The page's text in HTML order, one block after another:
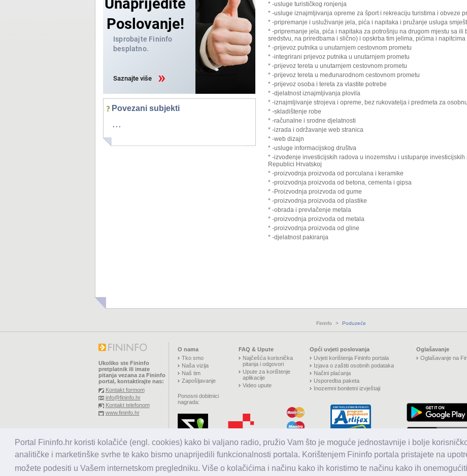
Portal Fininfo.hr koristi kolačiće (engl. cookies) kako bi valjano radio, pružio Vam što je moguće jednostavnije i bolje
analitičke i marketinške svrhe te kako bismo unaprijedili funkcionalnosti portala. Korištenjem Fininfo portala pristajete na
možete podesiti u Vašem internetskom pregledniku. Više o kolačićima i načinu kako ih koristimo te načinu kako ih
Povezani subjekti
...
* -usluge turističkog ronjenja
* -usluge iznajmljivanja opreme za šport i rekreaciju turistima i obveze
* -pripremanje i usluživanje jela, pića i napitaka i pružanje usluga
* -pripremanje jela, pića i napitaka za potrošnju na drugom mjestu sa ili
sredstvu, na priredbama i slično) i opskrba tim jelima, pićima i napitcima
* -prijevoz putnika u unutarnjem cestovnom prometu
* -integrirani prijevoz putnika u unutarnjem prometu
* -prijevoz tereta u unutarnjem cestovnom prometu
* -prijevoz tereta u međunarodnom cestovnom prometu
* -prijevoz osoba i tereta za vlastite potrebe
* -djelatnost iznajmljivanja plovila
* -iznajmljivanje strojeva i opreme, bez rukovatelja i predmeta za
* -skladištenje robe
* -računalne i srodne djelatnosti
* -izrada i održavanje web stranica
* -web dizajn
* -usluge informacijskog društva
* -izvođenje investicijskih radova u inozemstvu i ustupanje
Republici Hrvatskoj
* -proizvodnja proizvoda od porculana i keramike
* -proizvodnja proizvoda od betona, cementa i gipsa
* -Proizvodnja proizvoda od gume
* -proizvodnja proizvoda od plastike
* -obrada i prevlačenje metala
* -proizvodnja proizvoda od metala
* -proizvodnja proizvoda od gline
* -djelatnost pakiranja
Fininfo > Poduzeće
Ukoliko ste Fininfo
pretplatnik ili imate
pitanja vezana za Fininfo
portal, kontaktirajte nas:
Kontakt formom
info@fininfo.hr
Kontakt telefonom
www.fininfo.hr
Sva prava pridržana.
O nama
Tko smo
Naša vizija
Naš tim
Zapošljavanje
Ponosni dobitnici
nagrada:
FAQ & Upute
Najčešća korisnička
pitanja i odgovori
Upute za korištenje
aplikacije
Video upute
Opći uvjeti poslovanja
Uvjeti korištenja Fininfo portala
Izjava o zaštiti osobnih podataka
Načini plaćanja
Usporedba paketa
Inozemni bonitetni izvještaji
Oglašavanje
Oglašavanje na